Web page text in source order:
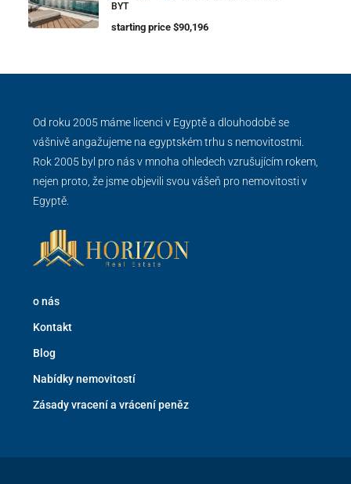
BYT
starting price $90,196
Od roku 2005 máme licenci v Egyptě a dlouhodobě se
vášnivě angažujeme na egyptském trhu s nemovitostmi.
Rok 2005 byl pro nás v mnoha ohledech vzrušujícím rokem,
nejen proto, že jsme objevili svou vášeň pro nemovitosti v
Egyptě.
o nás
Kontakt
Blog
Nabídky nemovitostí
Zásady vracení a vrácení peněz